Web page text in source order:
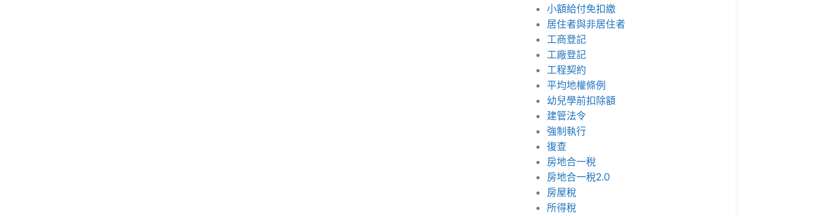
小額給付免扣繳
居住者與非居住者
工商登記
工廠登記
工程契約
平均地權條例
幼兒學前扣除額
建管法令
強制執行
復查
房地合一稅
房地合一稅2.0
房屋稅
所得稅